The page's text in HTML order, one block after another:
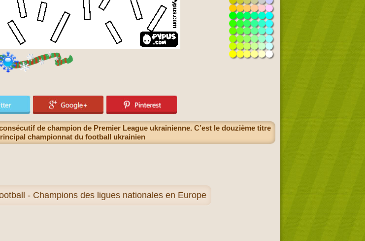
de champion de Premier League ukrainienne. C’est le douzième titre
championnat du football ukrainien
- Champions des ligues nationales en Europe